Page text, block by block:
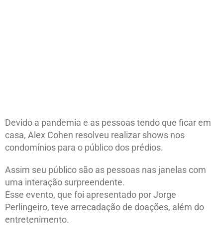
Devido a pandemia e as pessoas tendo que ficar em
casa, Alex Cohen resolveu realizar shows nos
condomínios para o público dos prédios.
Assim seu público são as pessoas nas janelas com
uma interação surpreendente.
Esse evento, que foi apresentado por Jorge
Perlingeiro, teve arrecadação de doações, além do
entretenimento.